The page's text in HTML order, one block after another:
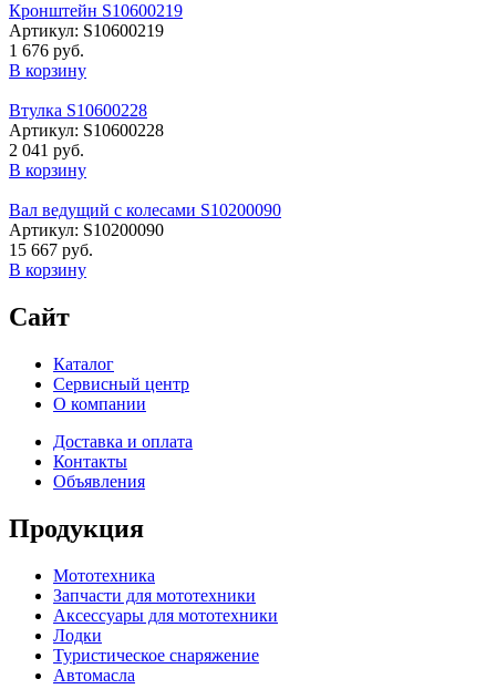
Кронштейн S10600219
Артикул: S10600219
1 676 руб.
В корзину
Втулка S10600228
Артикул: S10600228
2 041 руб.
В корзину
Вал ведущий с колесами S10200090
Артикул: S10200090
15 667 руб.
В корзину
Сайт
Каталог
Сервисный центр
О компании
Доставка и оплата
Контакты
Объявления
Продукция
Мототехника
Запчасти для мототехники
Аксессуары для мототехники
Лодки
Туристическое снаряжение
Автомасла